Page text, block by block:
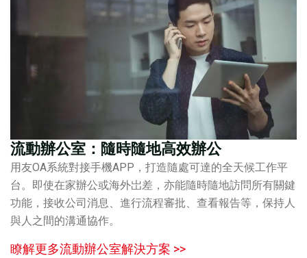
流動辦公室：隨時隨地高效辦公
用友OA系統對接手機APP，打造隨處可達的全天候工作平
台。即使在家辦公或海外岀差，亦能隨時隨地訪問所有關鍵
功能，接收公司消息、進行流程審批、查看報告等，保持人
與人之間的溝通協作。
瞭解更多流動辦公室解決方案 >>